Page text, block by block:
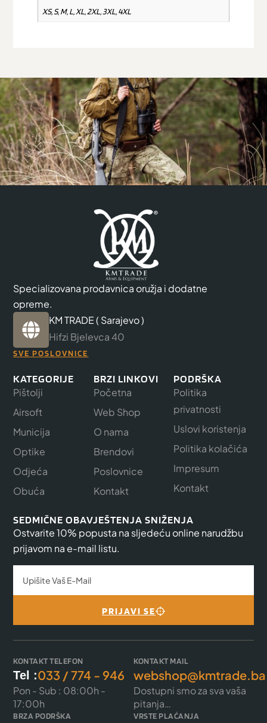
XS, S, M, L, XL, 2XL, 3XL, 4XL
Specializovana prodavnica oružja i dodatne
opreme.
KM TRADE ( Sarajevo )
Hifzi Bjelevca 40
SVE POSLOVNICE
KATEGORIJE
Pištolji
Airsoft
Municija
Optike
Odjeća
Obuća
BRZI LINKOVI
Početna
Web Shop
O nama
Brendovi
Poslovnice
Kontakt
PODRŠKA
Politika
privatnosti
Uslovi koristenja
Politika kolačića
Impresum
Kontakt
SEDMIČNE OBAVJEŠTENJA SNIŽENJA
Ostvarite 10% popusta na sljedeću online narudžbu
prijavom na e-mail listu.
PRIJAVI SE
KONTAKT TELEFON
Tel :033 / 774 - 946
Pon - Sub : 08:00h -
17:00h
KONTAKT MAIL
webshop@kmtrade.ba
Dostupni smo za sva vaša
pitanja…
BRZA PODRŠKA VRSTE PLAĆANJA